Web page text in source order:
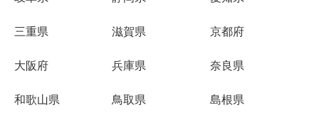
三重県 滋賀県 京都府
大阪府 兵庫県 奈良県
和歌山県 鳥取県 島根県